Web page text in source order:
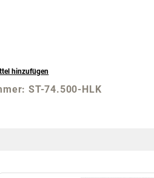
hinzufügen
ST-74.500-HLK